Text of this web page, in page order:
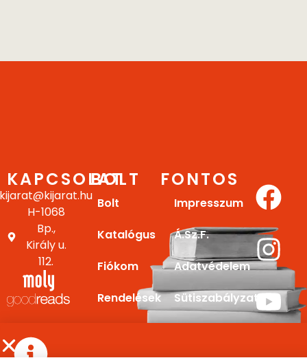
KAPCSOLAT
kijarat@kijarat.hu
H-1068
Bp.,
Király u.
112.
BOLT
Bolt
Katalógus
Fiókom
Rendelések
FONTOS
Impresszum
Á.Sz.F.
Adatvédelem
Sütiszabályzat